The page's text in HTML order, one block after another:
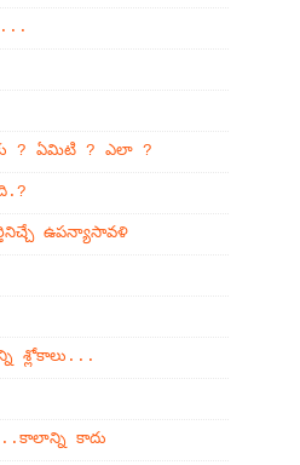
? ఏమిటి ? ఎలా ?
ఉపన్యాసావళి
శ్లోకాలు...
కాదు